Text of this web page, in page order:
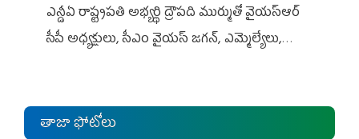
ఎన్డీఏ రాష్ట్ర‌ప‌తి అభ్య‌ర్థి ద్రౌప‌ది ముర్ముతో వైయ‌స్ఆర్
సీపీ అధ్య‌క్షులు, సీఎం వైయ‌స్ జ‌గ‌న్, ఎమ్మెల్యేలు,
తాజా ఫోటోలు